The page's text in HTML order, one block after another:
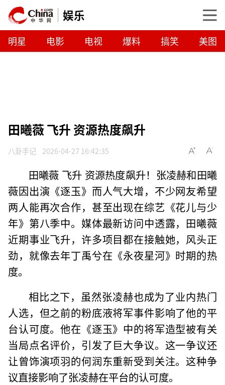
娱乐
明星 电影 电视 爆料 搞笑 美图
田曦薇 飞升 资源热度飙升
八卦手记 2026-04-27 16:42:35
田曦薇 飞升 资源热度飙升！张凌赫和田曦
薇因出演《逐玉》而人气大增，不少网友希望
两人能再次合作，甚至出现在综艺《花儿与少
年》第八季中。媒体最新访问中透露，田曦薇
近期事业飞升，许多项目都在接触她，风头正
劲，就像去年丁禹兮在《永夜星河》时期的热
度。
相比之下，虽然张凌赫也成为了业内热门
人选，但之前的粉底液将军事件影响了他的平
台认可度。他在《逐玉》中的将军造型被有关
当局点名评价，引发了巨大争议。这一争议还
让曾饰演项羽的何润东重新受到关注。这种争
议直接影响了张凌赫在平台的认可度。